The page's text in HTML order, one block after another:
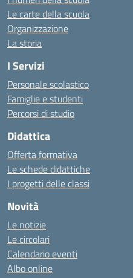
Le carte della scuola
Organizzazione
La storia
I Servizi
Personale scolastico
Famiglie e studenti
Percorsi di studio
Didattica
Offerta formativa
Le schede didattiche
I progetti delle classi
Novità
Le notizie
Le circolari
Calendario eventi
Albo online